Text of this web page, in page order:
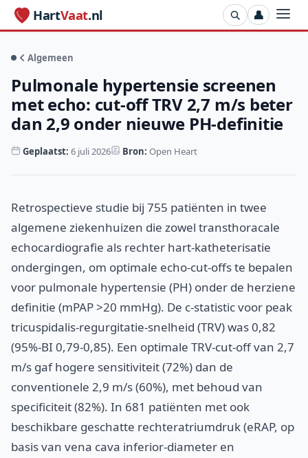
HartVaat.nl 👤
Algemeen
Pulmonale hypertensie screenen
met echo: cut-off TRV 2,7 m/s beter
dan 2,9 onder nieuwe PH-definitie
Geplaatst: 6 juli 2026 Bron: Open Heart
Retrospectieve studie bij 755 patiënten in twee
algemene ziekenhuizen die zowel transthoracale
echocardiografie als rechter hart-katheterisatie
ondergingen, om optimale echo-cut-offs te bepalen
voor pulmonale hypertensie (PH) onder de herziene
definitie (mPAP >20 mmHg). De c-statistic voor peak
tricuspidalis-regurgitatie-snelheid (TRV) was 0,82
(95%-BI 0,79-0,85). Een optimale TRV-cut-off van 2,7
m/s gaf hogere sensitiviteit (72%) dan de
conventionele 2,9 m/s (60%), met behoud van
specificiteit (82%). In 681 patiënten met ook
beschikbare geschatte rechteratriumdruk (eRAP, op
basis van vena cava inferior-diameter en